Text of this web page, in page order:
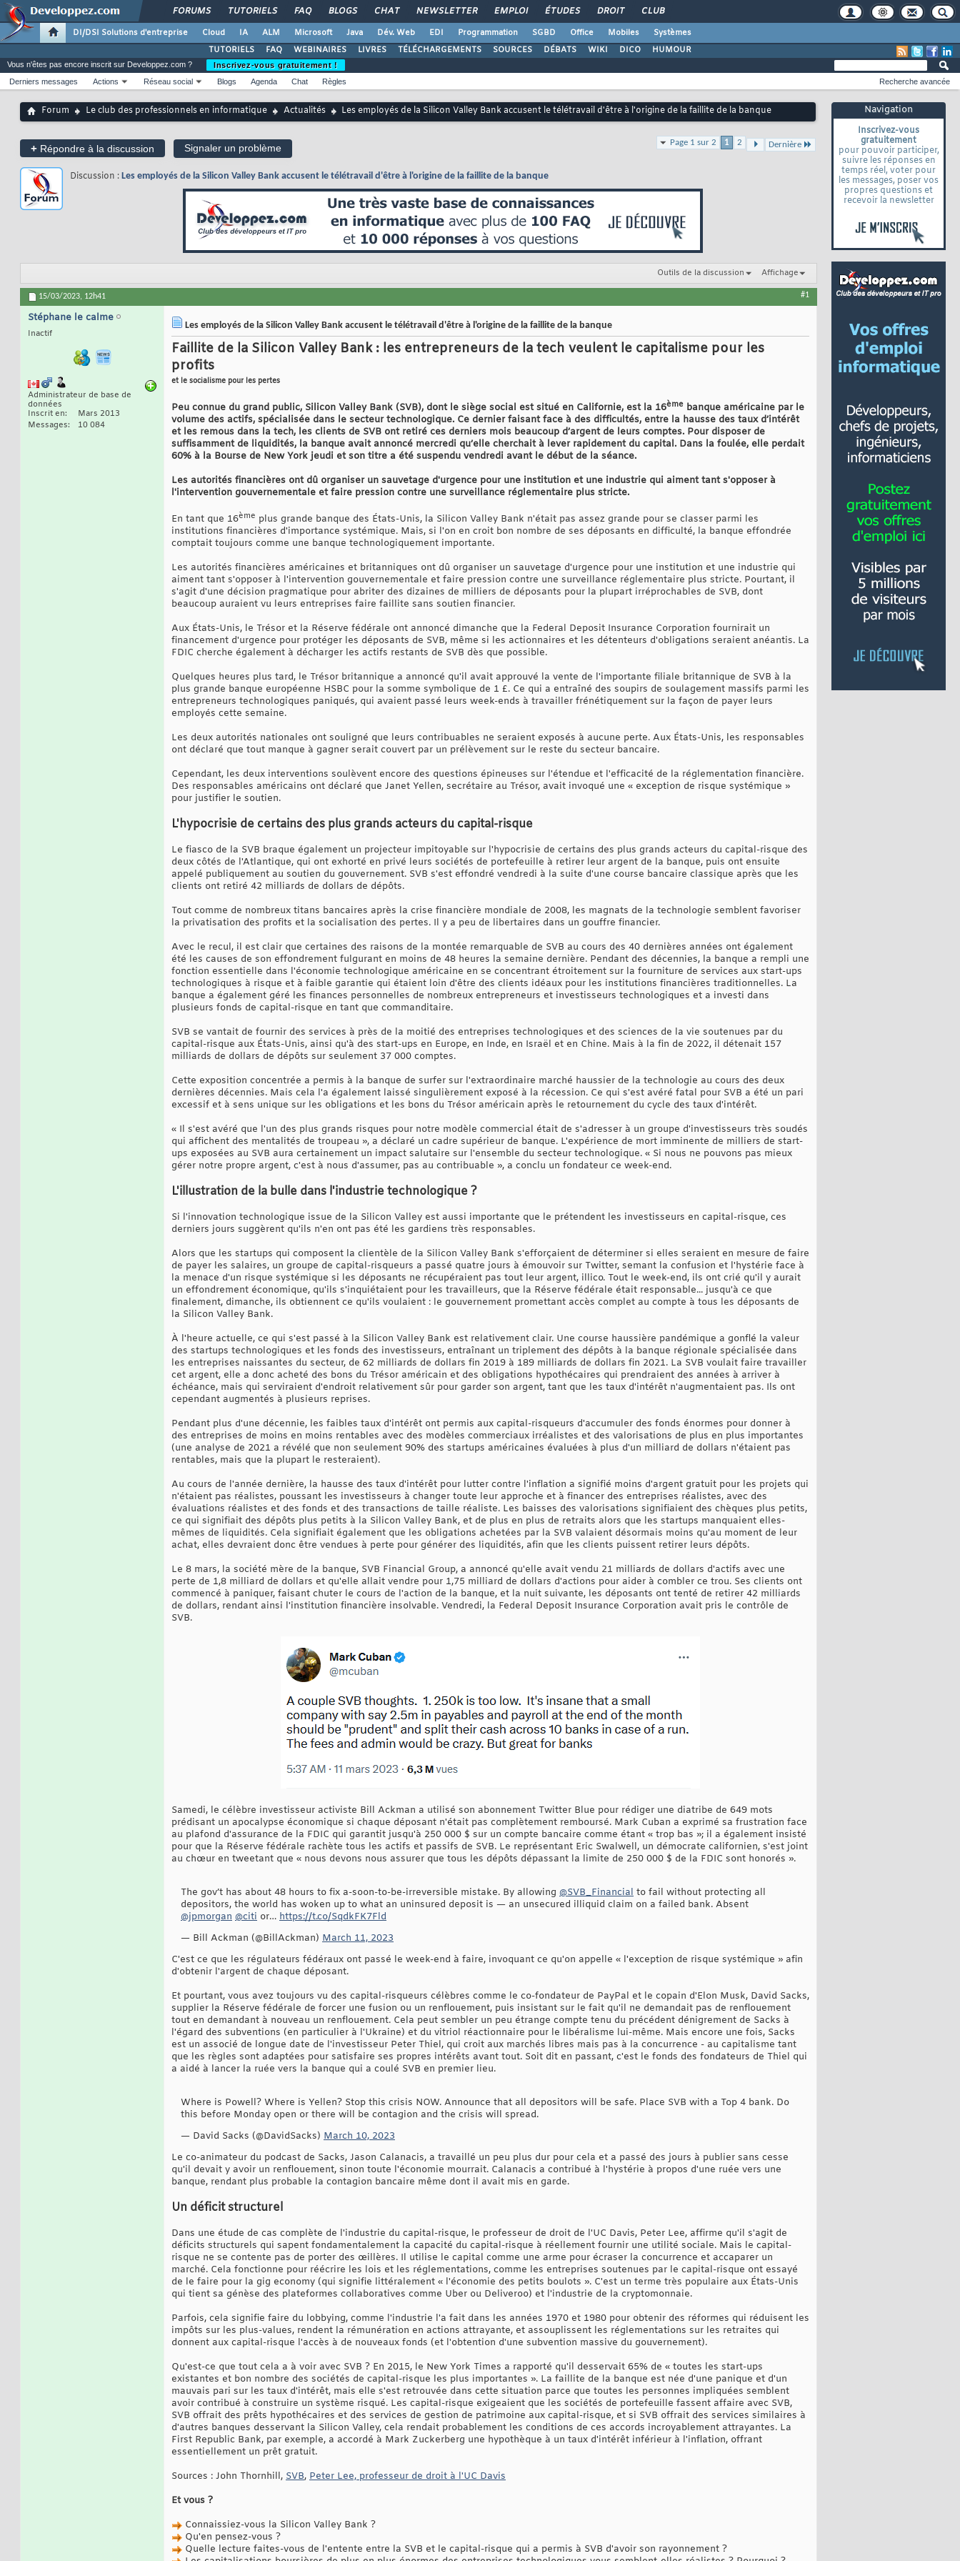
FORUMS TUTORIELS FAQ BLOGS CHAT NEWSLETTER EMPLOI ÉTUDES DROIT CLUB
DI/DSI Solutions d'entreprise Cloud IA ALM Microsoft Java Dév. Web EDI Programmation SGBD Office Mobiles
Systèmes
TUTORIELS
FAQ WEBINAIRES LIVRES TÉLÉCHARGEMENTS SOURCES DÉBATS WIKI DICO HUMOUR
Navigation
Inscrivez-vous
gratuitement
pour pouvoir participer,
suivre les réponses en
temps réel, voter pour
les messages, poser vos
propres questions et
recevoir la newsletter
Vous n'êtes pas encore inscrit sur Developpez.com ?
Inscrivez-vous gratuitement !
Derniers messages
Actions Réseau social Blogs Agenda Chat Règles Recherche avancée
Forum Le club des professionnels en informatique Actualités Les employés de la Silicon Valley Bank accusent le télétravail d'être à l'origine de la faillite de la banque
+ Répondre à la discussion Signaler un problème Page 1 sur 2 1 2 Dernière
Discussion : Les employés de la Silicon Valley Bank accusent le télétravail d'être à l'origine de la faillite de la banque
Outils de la discussion Affichage
15/03/2023, 12h41 #1
Stéphane le calme
Inactif
Administrateur de base de
données
Inscrit en
Mars 2013
Messages
10 084
Les employés de la Silicon Valley Bank accusent le télétravail d'être à l'origine de la faillite de la banque
Faillite de la Silicon Valley Bank : les entrepreneurs de la tech veulent le capitalisme pour les
profits
et le socialisme pour les pertes
Peu connue du grand public, Silicon Valley Bank (SVB), dont le siège social est situé en Californie, est la 16ème banque américaine par le
volume des actifs, spécialisée dans le secteur technologique. Ce dernier faisant face à des difficultés, entre la hausse des taux d’intérêt
et les remous dans la tech, les clients de SVB ont retiré ces derniers mois beaucoup d’argent de leurs comptes. Pour disposer de
suffisamment de liquidités, la banque avait annoncé mercredi qu’elle cherchait à lever rapidement du capital. Dans la foulée, elle perdait
60% à la Bourse de New York jeudi et son titre a été suspendu vendredi avant le début de la séance.
Les autorités financières ont dû organiser un sauvetage d'urgence pour une institution et une industrie qui aiment tant s'opposer à
l'intervention gouvernementale et faire pression contre une surveillance réglementaire plus stricte.
En tant que 16ème plus grande banque des États-Unis, la Silicon Valley Bank n'était pas assez grande pour se classer parmi les
institutions financières d'importance systémique. Mais, si l'on en croit bon nombre de ses déposants en difficulté, la banque effondrée
comptait toujours comme une banque technologiquement importante.
Les autorités financières américaines et britanniques ont dû organiser un sauvetage d'urgence pour une institution et une industrie qui
aiment tant s'opposer à l'intervention gouvernementale et faire pression contre une surveillance réglementaire plus stricte. Pourtant, il
s'agit d'une décision pragmatique pour abriter des dizaines de milliers de déposants pour la plupart irréprochables de SVB, dont
beaucoup auraient vu leurs entreprises faire faillite sans soutien financier.
Aux États-Unis, le Trésor et la Réserve fédérale ont annoncé dimanche que la Federal Deposit Insurance Corporation fournirait un
financement d'urgence pour protéger les déposants de SVB, même si les actionnaires et les détenteurs d'obligations seraient anéantis. La
FDIC cherche également à décharger les actifs restants de SVB dès que possible.
Quelques heures plus tard, le Trésor britannique a annoncé qu'il avait approuvé la vente de l'importante filiale britannique de SVB à la
plus grande banque européenne HSBC pour la somme symbolique de 1 £. Ce qui a entraîné des soupirs de soulagement massifs parmi les
entrepreneurs technologiques paniqués, qui avaient passé leurs week-ends à travailler frénétiquement sur la façon de payer leurs
employés cette semaine.
Les deux autorités nationales ont souligné que leurs contribuables ne seraient exposés à aucune perte. Aux États-Unis, les responsables
ont déclaré que tout manque à gagner serait couvert par un prélèvement sur le reste du secteur bancaire.
Cependant, les deux interventions soulèvent encore des questions épineuses sur l'étendue et l'efficacité de la réglementation financière.
Des responsables américains ont déclaré que Janet Yellen, secrétaire au Trésor, avait invoqué une « exception de risque systémique »
pour justifier le soutien.
L'hypocrisie de certains des plus grands acteurs du capital-risque
Le fiasco de la SVB braque également un projecteur impitoyable sur l'hypocrisie de certains des plus grands acteurs du capital-risque des
deux côtés de l'Atlantique, qui ont exhorté en privé leurs sociétés de portefeuille à retirer leur argent de la banque, puis ont ensuite
appelé publiquement au soutien du gouvernement. SVB s'est effondré vendredi à la suite d'une course bancaire classique après que les
clients ont retiré 42 milliards de dollars de dépôts.
Tout comme de nombreux titans bancaires après la crise financière mondiale de 2008, les magnats de la technologie semblent favoriser
la privatisation des profits et la socialisation des pertes. Il y a peu de libertaires dans un gouffre financier.
Avec le recul, il est clair que certaines des raisons de la montée remarquable de SVB au cours des 40 dernières années ont également
été les causes de son effondrement fulgurant en moins de 48 heures la semaine dernière. Pendant des décennies, la banque a rempli une
fonction essentielle dans l'économie technologique américaine en se concentrant étroitement sur la fourniture de services aux start-ups
technologiques à risque et à faible garantie qui étaient loin d'être des clients idéaux pour les institutions financières traditionnelles. La
banque a également géré les finances personnelles de nombreux entrepreneurs et investisseurs technologiques et a investi dans
plusieurs fonds de capital-risque en tant que commanditaire.
SVB se vantait de fournir des services à près de la moitié des entreprises technologiques et des sciences de la vie soutenues par du
capital-risque aux États-Unis, ainsi qu'à des start-ups en Europe, en Inde, en Israël et en Chine. Mais à la fin de 2022, il détenait 157
milliards de dollars de dépôts sur seulement 37 000 comptes.
Cette exposition concentrée a permis à la banque de surfer sur l'extraordinaire marché haussier de la technologie au cours des deux
dernières décennies. Mais cela l'a également laissé singulièrement exposé à la récession. Ce qui s'est avéré fatal pour SVB a été un pari
excessif et à sens unique sur les obligations et les bons du Trésor américain après le retournement du cycle des taux d'intérêt.
« Il s'est avéré que l'un des plus grands risques pour notre modèle commercial était de s'adresser à un groupe d'investisseurs très soudés
qui affichent des mentalités de troupeau », a déclaré un cadre supérieur de banque. L'expérience de mort imminente de milliers de start-
ups exposées au SVB aura certainement un impact salutaire sur l'ensemble du secteur technologique. « Si nous ne pouvons pas mieux
gérer notre propre argent, c'est à nous d'assumer, pas au contribuable », a conclu un fondateur ce week-end.
L'illustration de la bulle dans l'industrie technologique ?
Si l'innovation technologique issue de la Silicon Valley est aussi importante que le prétendent les investisseurs en capital-risque, ces
derniers jours suggèrent qu'ils n'en ont pas été les gardiens très responsables.
Alors que les startups qui composent la clientèle de la Silicon Valley Bank s'efforçaient de déterminer si elles seraient en mesure de faire
de payer les salaires, un groupe de capital-risqueurs a passé quatre jours à émouvoir sur Twitter, semant la confusion et l'hystérie face à
la menace d'un risque systémique si les déposants ne récupéraient pas tout leur argent, illico. Tout le week-end, ils ont crié qu'il y aurait
un effondrement économique, qu'ils s'inquiétaient pour les travailleurs, que la Réserve fédérale était responsable... jusqu'à ce que
finalement, dimanche, ils obtiennent ce qu'ils voulaient : le gouvernement promettant accès complet au compte à tous les déposants de
la Silicon Valley Bank.
À l'heure actuelle, ce qui s'est passé à la Silicon Valley Bank est relativement clair. Une course haussière pandémique a gonflé la valeur
des startups technologiques et les fonds des investisseurs, entraînant un triplement des dépôts à la banque régionale spécialisée dans
les entreprises naissantes du secteur, de 62 milliards de dollars fin 2019 à 189 milliards de dollars fin 2021. La SVB voulait faire travailler
cet argent, elle a donc acheté des bons du Trésor américain et des obligations hypothécaires qui prendraient des années à arriver à
échéance, mais qui serviraient d'endroit relativement sûr pour garder son argent, tant que les taux d'intérêt n'augmentaient pas. Ils ont
cependant augmentés à plusieurs reprises.
Pendant plus d'une décennie, les faibles taux d'intérêt ont permis aux capital-risqueurs d'accumuler des fonds énormes pour donner à
des entreprises de moins en moins rentables avec des modèles commerciaux irréalistes et des valorisations de plus en plus importantes
(une analyse de 2021 a révélé que non seulement 90% des startups américaines évaluées à plus d'un milliard de dollars n'étaient pas
rentables, mais que la plupart le resteraient).
Au cours de l'année dernière, la hausse des taux d'intérêt pour lutter contre l'inflation a signifié moins d'argent gratuit pour les projets qui
n'étaient pas réalistes, poussant les investisseurs à changer toute leur approche et à financer des entreprises réalistes, avec des
évaluations réalistes et des fonds et des transactions de taille réaliste. Les baisses des valorisations signifiaient des chèques plus petits,
ce qui signifiait des dépôts plus petits à la Silicon Valley Bank, et de plus en plus de retraits alors que les startups manquaient elles-
mêmes de liquidités. Cela signifiait également que les obligations achetées par la SVB valaient désormais moins qu'au moment de leur
achat, elles devraient donc être vendues à perte pour générer des liquidités, afin que les clients puissent retirer leurs dépôts.
Le 8 mars, la société mère de la banque, SVB Financial Group, a annoncé qu'elle avait vendu 21 milliards de dollars d'actifs avec une
perte de 1,8 milliard de dollars et qu'elle allait vendre pour 1,75 milliard de dollars d'actions pour aider à combler ce trou. Ses clients ont
commencé à paniquer, faisant chuter le cours de l'action de la banque, et la nuit suivante, les déposants ont tenté de retirer 42 milliards
de dollars, rendant ainsi l'institution financière insolvable. Vendredi, la Federal Deposit Insurance Corporation avait pris le contrôle de
SVB.
Samedi, le célèbre investisseur activiste Bill Ackman a utilisé son abonnement Twitter Blue pour rédiger une diatribe de 649 mots
prédisant un apocalypse économique si chaque déposant n'était pas complètement remboursé. Mark Cuban a exprimé sa frustration face
au plafond d'assurance de la FDIC qui garantit jusqu'à 250 000 $ sur un compte bancaire comme étant « trop bas »; il a également insisté
pour que la Réserve fédérale rachète tous les actifs et passifs de SVB. Le représentant Eric Swalwell, un démocrate californien, s'est joint
au chœur en tweetant que « nous devons nous assurer que tous les dépôts dépassant la limite de 250 000 $ de la FDIC sont honorés ».
The gov’t has about 48 hours to fix a-soon-to-be-irreversible mistake. By allowing @SVB_Financial to fail without protecting all
depositors, the world has woken up to what an uninsured deposit is — an unsecured illiquid claim on a failed bank. Absent
@jpmorgan @citi or… https://t.co/SqdkFK7Fld
— Bill Ackman (@BillAckman) March 11, 2023
C'est ce que les régulateurs fédéraux ont passé le week-end à faire, invoquant ce qu'on appelle « l'exception de risque systémique » afin
d'obtenir l'argent de chaque déposant.
Et pourtant, vous avez toujours vu des capital-risqueurs célèbres comme le co-fondateur de PayPal et le copain d'Elon Musk, David Sacks,
supplier la Réserve fédérale de forcer une fusion ou un renflouement, puis insistant sur le fait qu'il ne demandait pas de renflouement
tout en demandant à nouveau un renflouement. Cela peut sembler un peu étrange compte tenu du précédent dénigrement de Sacks à
l'égard des subventions (en particulier à l'Ukraine) et du vitriol réactionnaire pour le libéralisme lui-même. Mais encore une fois, Sacks
est un associé de longue date de l'investisseur Peter Thiel, qui croit aux marchés libres mais pas à la concurrence - au capitalisme tant
que les règles sont adaptées pour satisfaire ses propres intérêts avant tout. Soit dit en passant, c'est le fonds des fondateurs de Thiel qui
a aidé à lancer la ruée vers la banque qui a coulé SVB en premier lieu.
Where is Powell? Where is Yellen? Stop this crisis NOW. Announce that all depositors will be safe. Place SVB with a Top 4 bank. Do
this before Monday open or there will be contagion and the crisis will spread.
— David Sacks (@DavidSacks) March 10, 2023
Le co-animateur du podcast de Sacks, Jason Calanacis, a travaillé un peu plus dur pour cela et a passé des jours à publier sans cesse
qu'il devait y avoir un renflouement, sinon toute l'économie mourrait. Calanacis a contribué à l'hystérie à propos d'une ruée vers une
banque, rendant plus probable la contagion bancaire même dont il avait mis en garde.
Un déficit structurel
Dans une étude de cas complète de l'industrie du capital-risque, le professeur de droit de l'UC Davis, Peter Lee, affirme qu'il s'agit de
déficits structurels qui sapent fondamentalement la capacité du capital-risque à réellement fournir une utilité sociale. Mais le capital-
risque ne se contente pas de porter des œillères. Il utilise le capital comme une arme pour écraser la concurrence et accaparer un
marché. Cela fonctionne pour réécrire les lois et les réglementations, comme les entreprises soutenues par le capital-risque ont essayé
de le faire pour la gig economy (qui signifie littéralement « l'économie des petits boulots ». C'est un terme très populaire aux États-Unis
qui tient sa génèse des plateformes collaboratives comme Uber ou Deliveroo) et l'industrie de la cryptomonnaie.
Parfois, cela signifie faire du lobbying, comme l'industrie l'a fait dans les années 1970 et 1980 pour obtenir des réformes qui réduisent les
impôts sur les plus-values, rendent la rémunération en actions attrayante, et assouplissent les réglementations sur les retraites qui
donnent aux capital-risque l'accès à de nouveaux fonds (et l'obtention d'une subvention massive du gouvernement).
Qu'est-ce que tout cela a à voir avec SVB ? En 2015, le New York Times a rapporté qu'il desservait 65% de « toutes les start-ups
existantes et bon nombre des sociétés de capital-risque les plus importantes ». La faillite de la banque est née d'une panique et d'un
mauvais pari sur les taux d'intérêt, mais elle s'est retrouvée dans cette situation parce que toutes les personnes impliquées semblent
avoir contribué à construire un système risqué. Les capital-risque exigeaient que les sociétés de portefeuille fassent affaire avec SVB,
SVB offrait des prêts hypothécaires et des services de gestion de patrimoine aux capital-risque, et si SVB offrait des services similaires à
d'autres banques desservant la Silicon Valley, cela rendait probablement les conditions de ces accords incroyablement attrayantes. La
First Republic Bank, par exemple, a accordé à Mark Zuckerberg une hypothèque à un taux d'intérêt inférieur à l'inflation, offrant
essentiellement un prêt gratuit.
Sources : John Thornhill, SVB, Peter Lee, professeur de droit à l'UC Davis
Et vous ?
Connaissiez-vous la Silicon Valley Bank ?
Qu'en pensez-vous ?
Quelle lecture faites-vous de l'entente entre la SVB et le capital-risque qui a permis à SVB d'avoir son rayonnement ?